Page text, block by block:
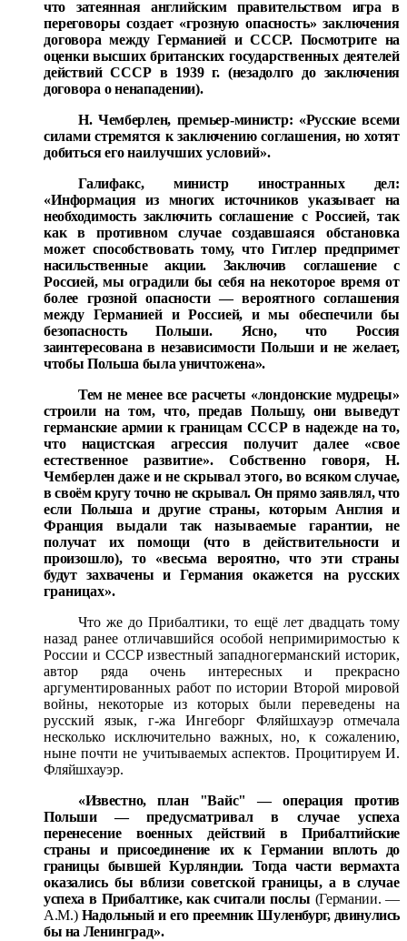
что затеянная английским правительством игра в
переговоры создает «грозную опасность» заключения
договора между Германией и СССР. Посмотрите на
оценки высших британских государственных деятелей
действий СССР в 1939 г. (незадолго до заключения
договора о ненападении).
Н. Чемберлен, премьер-министр: «Русские всеми
силамистремятся к заключению соглашения, но хотят
добиться егонаилучших условий».
Галифакс, министр иностранных дел:
«Информация из многих источников указывает на
необходимость заключить соглашение с Россией, так
как в противном случае создавшаяся обстановка
может способствовать тому, что Гитлерпредпримет
насильственные акции. Заключив соглашение с
Россией, мы оградили бы себя на некоторое время от
более грозной опасности — вероятного соглашения
между Германией и Россией, и мы обеспечили бы
безопасность Польши. Ясно, что Россия
заинтересована в независимости Польши и не желает,
чтобы Польша была уничтожена».
Тем не менее все расчеты «лондонские мудрецы»
строили на том, что, предав Польшу, они выведут
германские армии к границам СССР в надежде на то,
что нацистская агрессия получит далее «свое
естественное развитие». Собственно говоря, Н.
Чемберлен даже и не скрывал этого, во всяком случае,
в своём кругу точно не скрывал. Он прямо заявлял, что
если Польша и другие страны, которым Англия и
Франция выдали так называемые гарантии, не
получат ихпомощи (что в действительности и
произошло), то «весьма вероятно, что эти страны
будут захвачены и Германия окажется на русских
границах».
Что же до Прибалтики, то ещё лет двадцать тому
назад ранее отличавшийся особой непримиримостью к
России и СССР известный западногерманский историк,
автор ряда очень интересных и прекрасно
аргументированных работ по истории Второй мировой
войны, некоторые из которых были переведены на
русский язык, г-жа Ингеборг Фляйшхауэр отмечала
несколько исключительно важных, но, к сожалению,
ныне почти не учитываемых аспектов. Процитируем И.
Фляйшхауэр.
«Известно, план "Вайс" — операция против
Польши —предусматривал в случае успеха
перенесение военных действий в Прибалтийские
страны и присоединение их к Герма­нии вплоть до
границы бывшей Курляндии. Тогда части вермахта
оказались бы вблизи советской границы, а в случае
успеха в Прибалтике, как считали послы (Германии. —
А.М.) Надольный и его преемник Шуленбург, двинулись
бы на Ленинград».